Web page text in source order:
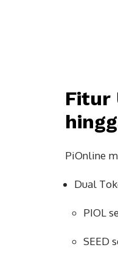
Fitur
PiOnline
Dual
PIOL
SEED